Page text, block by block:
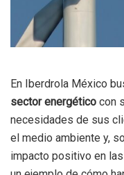
En Iberdrola México
sector energético con
necesidades de sus
el medio ambiente y,
impacto positivo en